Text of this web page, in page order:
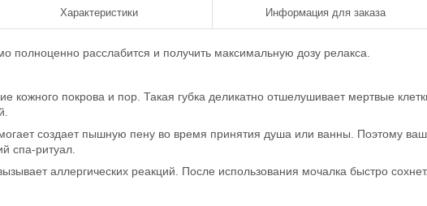
Характеристики Информация для заказа
полноценно расслабится и получить максимальную дозу релакса.
кожного покрова и пор. Такая губка деликатно отшелушивает мертвые
создает пышную пену во время принятия душа или ванны. Поэтому
спа-ритуал.
аллергических реакций. После использования мочалка быстро сохнет.